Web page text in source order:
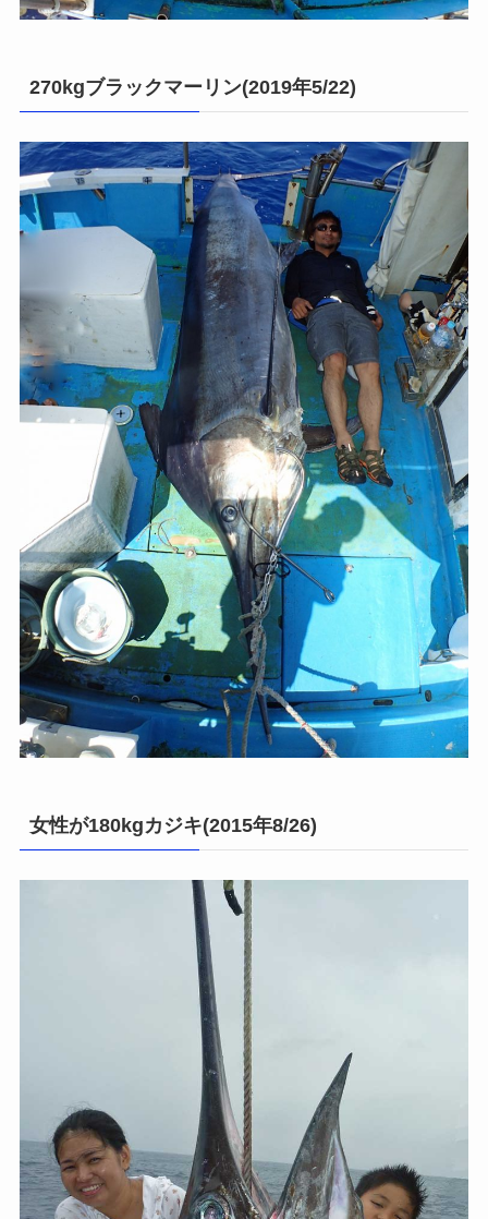
270kgブラックマーリン(2019年5/22)
女性が180kgカジキ(2015年8/26)